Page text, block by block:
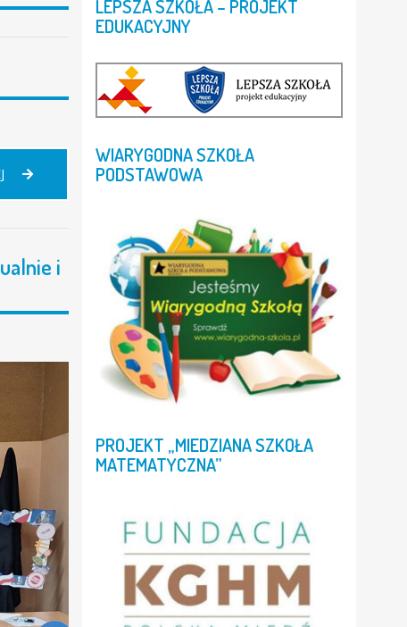
JADŁOSPIS
i
LEPSZASZKOŁA – PROJEKT
EDUKACYJNY
WIARYGODNASZKOŁA
PODSTAWOWA
PROJEKT „MIEDZIANASZKOŁA
MATEMATYCZNA”